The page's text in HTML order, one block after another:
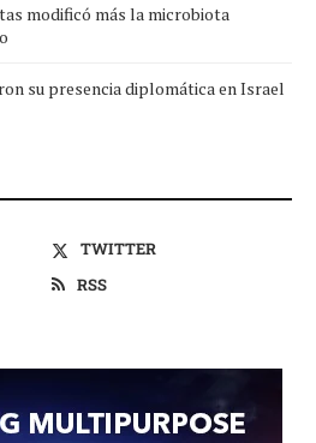
modificó más la microbiota
su presencia diplomática en Israel
TWITTER
RSS